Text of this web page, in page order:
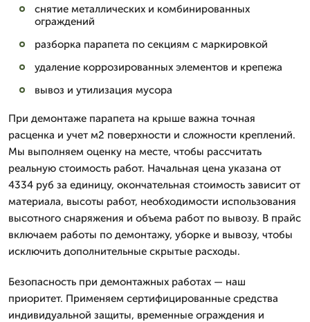
снятие металлических и комбинированных
ограждений
разборка парапета по секциям с маркировкой
удаление коррозированных элементов и крепежа
вывоз и утилизация мусора
При демонтаже парапета на крыше важна точная
расценка и учет м2 поверхности и сложности креплений.
Мы выполняем оценку на месте, чтобы рассчитать
реальную стоимость работ. Начальная цена указана от
4334 руб за единицу, окончательная стоимость зависит от
материала, высоты работ, необходимости использования
высотного снаряжения и объема работ по вывозу. В прайс
включаем работы по демонтажу, уборке и вывозу, чтобы
исключить дополнительные скрытые расходы.
Безопасность при демонтажных работах — наш
приоритет. Применяем сертифицированные средства
индивидуальной защиты, временные ограждения и